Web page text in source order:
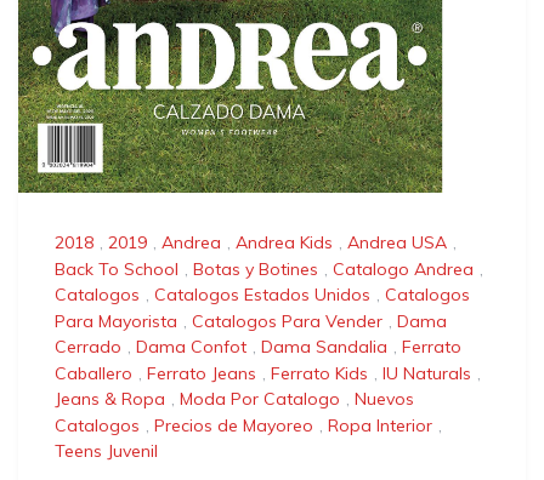
2018 , 2019 , Andrea , Andrea Kids , Andrea USA ,
Back To School , Botas y Botines , Catalogo Andrea ,
Catalogos , Catalogos Estados Unidos , Catalogos
Para Mayorista , Catalogos Para Vender , Dama
Cerrado , Dama Confot , Dama Sandalia , Ferrato
Caballero , Ferrato Jeans , Ferrato Kids , IU Naturals ,
Jeans & Ropa , Moda Por Catalogo , Nuevos
Catalogos , Precios de Mayoreo , Ropa Interior ,
Teens Juvenil